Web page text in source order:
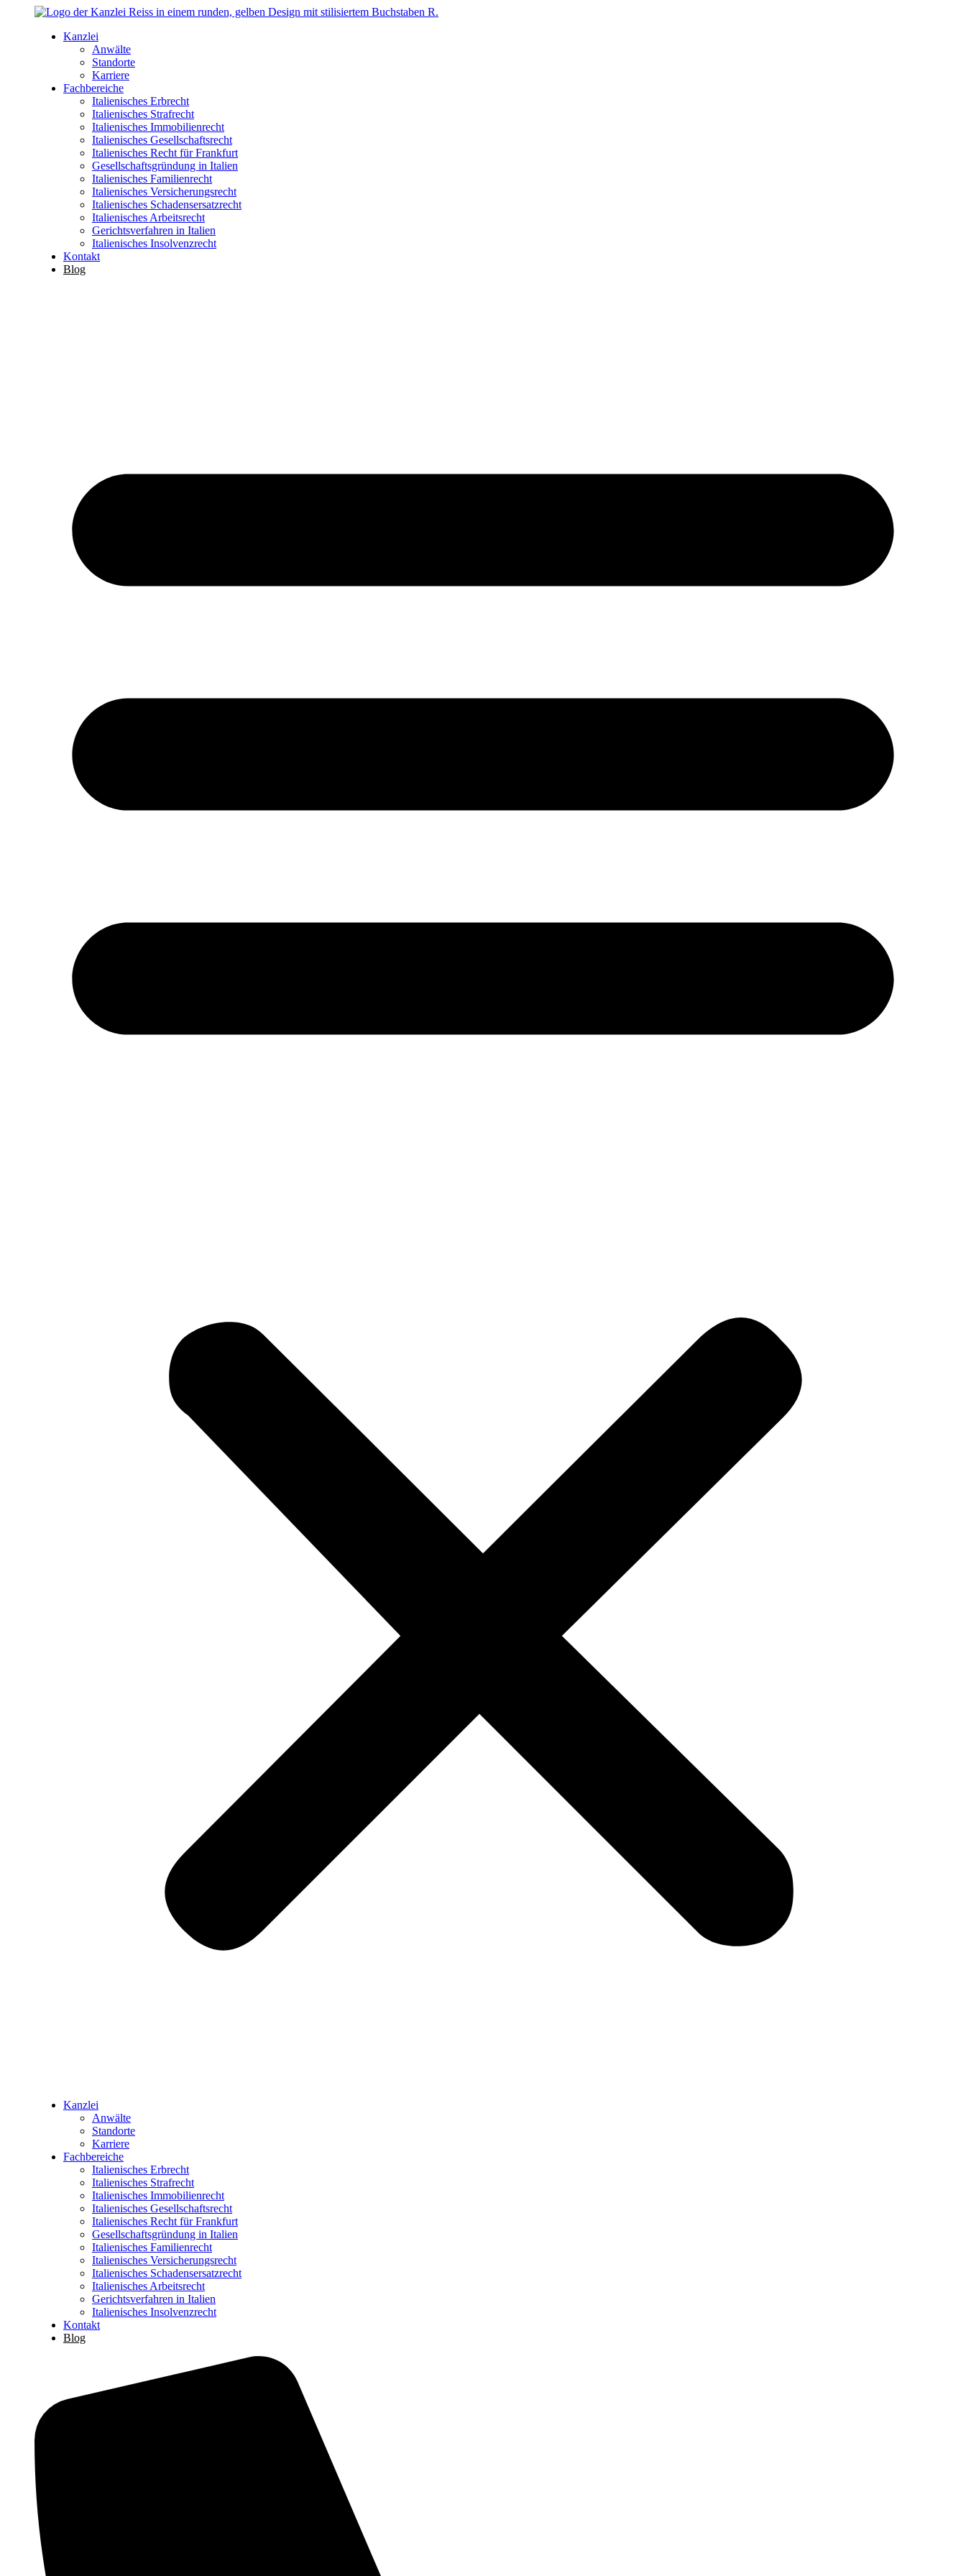
Kanzlei
Anwälte
Standorte
Karriere
Fachbereiche
Italienisches Erbrecht
Italienisches Strafrecht
Italienisches Immobilienrecht
Italienisches Gesellschaftsrecht
Italienisches Recht für Frankfurt
Gesellschaftsgründung in Italien
Italienisches Familienrecht
Italienisches Versicherungsrecht
Italienisches Schadensersatzrecht
Italienisches Arbeitsrecht
Gerichtsverfahren in Italien
Italienisches Insolvenzrecht
Kontakt
Blog
Kanzlei
Anwälte
Standorte
Karriere
Fachbereiche
Italienisches Erbrecht
Italienisches Strafrecht
Italienisches Immobilienrecht
Italienisches Gesellschaftsrecht
Italienisches Recht für Frankfurt
Gesellschaftsgründung in Italien
Italienisches Familienrecht
Italienisches Versicherungsrecht
Italienisches Schadensersatzrecht
Italienisches Arbeitsrecht
Gerichtsverfahren in Italien
Italienisches Insolvenzrecht
Kontakt
Blog